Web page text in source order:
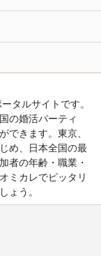
タルサイトです。
の婚活パーティ
できます。東京、
め、日本全国の最
者の年齢・職業・
ミカレでピッタリ
ょう。